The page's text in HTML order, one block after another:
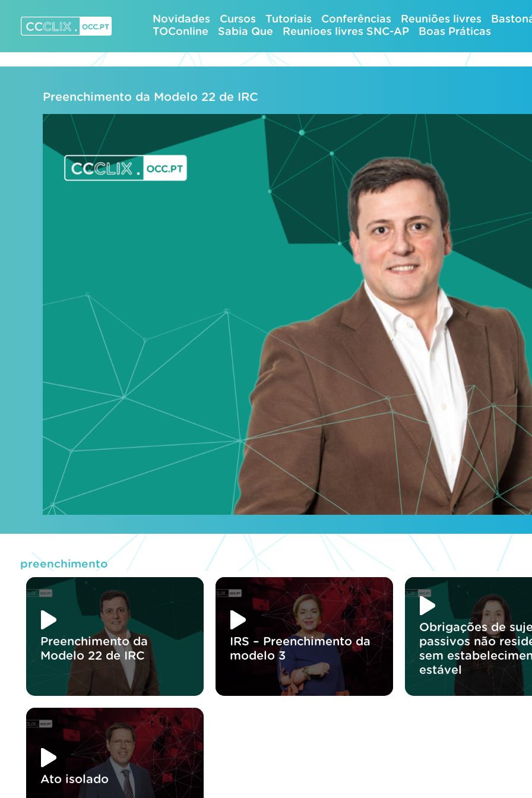
content
Novidades Cursos Tutoriais Conferências Reuniões livres
TOConline
Sabia Que Reunioes livres SNC-AP Boas Práticas
Preenchimento da Modelo 22 de IRC
preenchimento
Preenchimento da
Modelo 22 de IRC
IRS – Preenchimento da
modelo 3
Obrigações de
passivos não
sem
estável
Ato isolado